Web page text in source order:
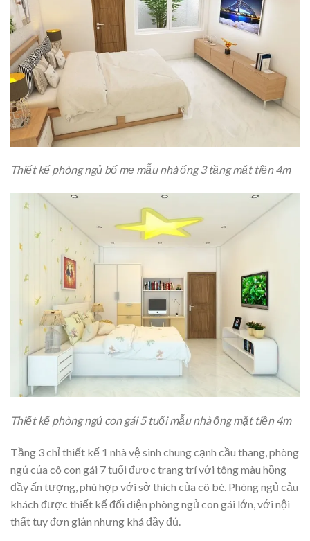
Thiết kế phòng ngủ bố mẹ mẫu nhà ống 3 tầng mặt tiền 4m
Thiết kế phòng ngủ con gái 5 tuổi mẫu nhà ống mặt tiền 4m
Tầng 3 chỉ thiết kế 1 nhà vệ sinh chung cạnh cầu thang, phòng
ngủ của cô con gái 7 tuổi được trang trí với tông màu hồng
đầy ấn tượng, phù hợp với sở thích của cô bé. Phòng ngủ cảu
khách được thiết kế đối diện phòng ngủ con gái lớn, với nội
thất tuy đơn giản nhưng khá đầy đủ.